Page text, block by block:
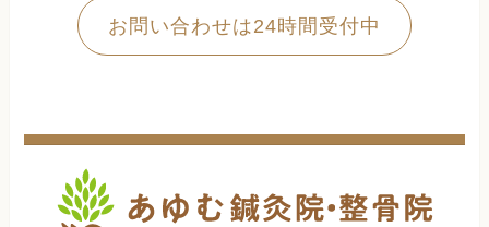
お問い合わせは24時間受付中